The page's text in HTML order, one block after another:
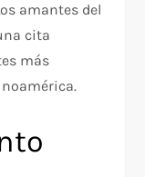
amantes del
cita
más